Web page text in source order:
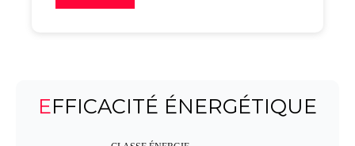
EFFICACITÉ ÉNERGÉTIQUE